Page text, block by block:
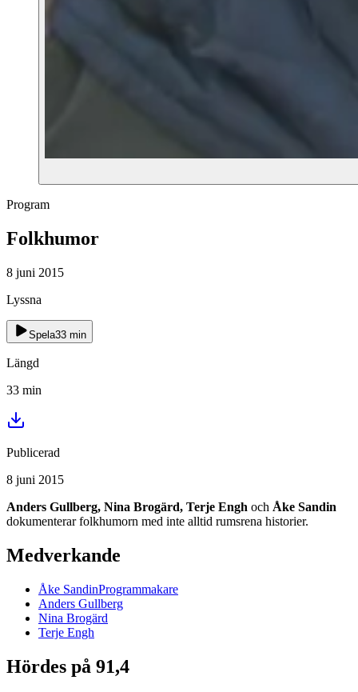
Program
Folkhumor
8 juni 2015
Lyssna
Spela33 min
Längd
33 min
Publicerad
8 juni 2015
Anders Gullberg, Nina Brogärd, Terje Engh och Åke Sandin
dokumenterar folkhumorn med inte alltid rumsrena historier.
Medverkande
Åke SandinProgrammakare
Anders Gullberg
Nina Brogärd
Terje Engh
Hördes på 91,4